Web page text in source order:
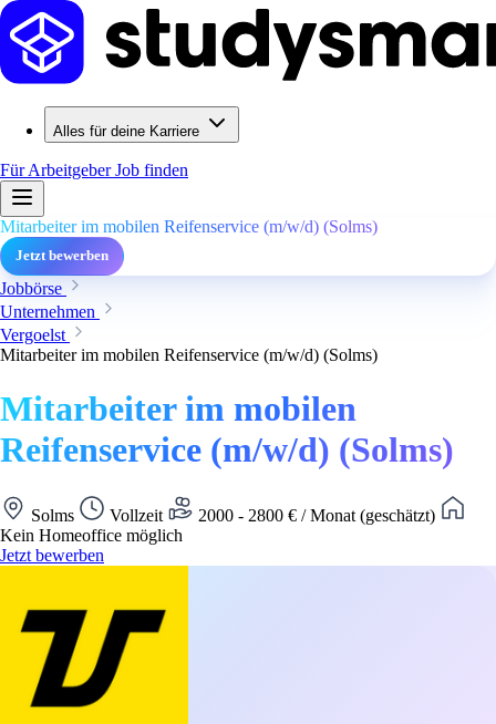
Alles für deine Karriere
Für ArbeitgeberJob finden
Mitarbeiter im mobilen Reifenservice (m/w/d) (Solms)
Jetzt bewerben
Jobbörse
Unternehmen
Vergoelst
Mitarbeiter im mobilen Reifenservice (m/w/d) (Solms)
Mitarbeiter im mobilen
Reifenservice (m/w/d) (Solms)
Solms Vollzeit
2000 - 2800 € / Monat (geschätzt)
Kein Homeoffice möglich
Jetzt bewerben